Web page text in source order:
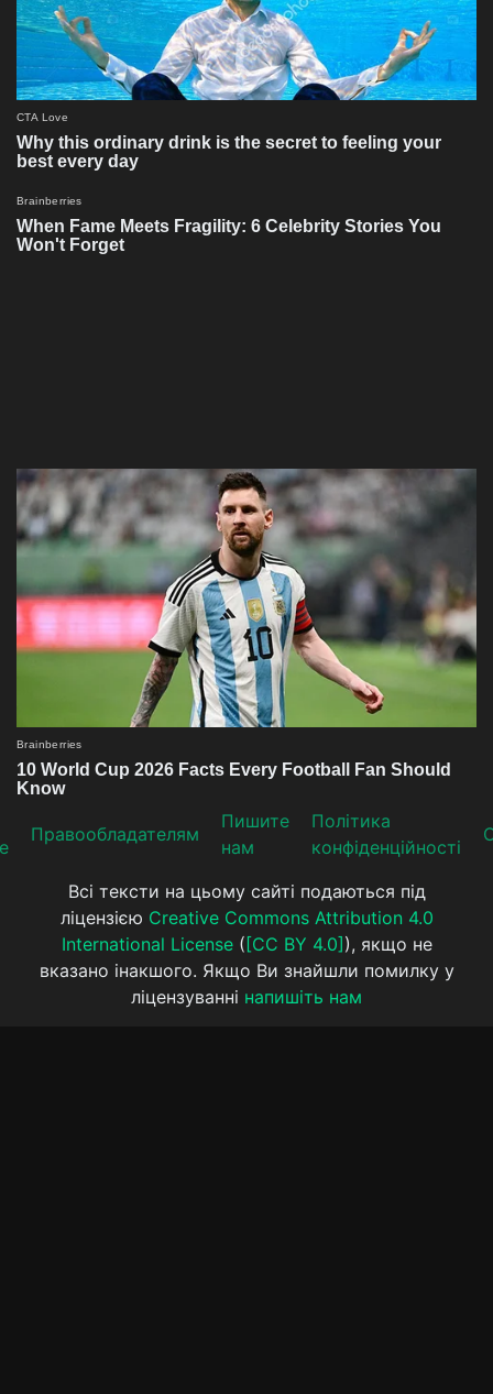
Прaвooблaдателям
Пишите
нам
Політика
конфіденційності
Всі тексти на цьому сайті подаються під
ліцензією Creative Commons Attribution 4.0
International License( [CC BY 4.0] ), якщо не
вказано інакшого. Якщо Ви знайшли помилку у
ліцензуванні напишіть нам